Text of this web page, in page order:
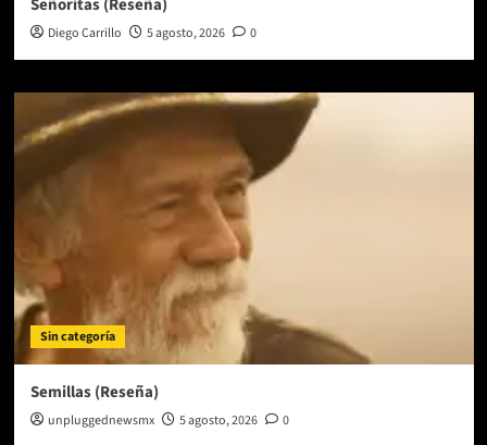
Señoritas (Reseña)
Diego Carrillo 5 agosto, 2026 0
Sin categoría
Semillas (Reseña)
unpluggednewsmx 5 agosto, 2026 0